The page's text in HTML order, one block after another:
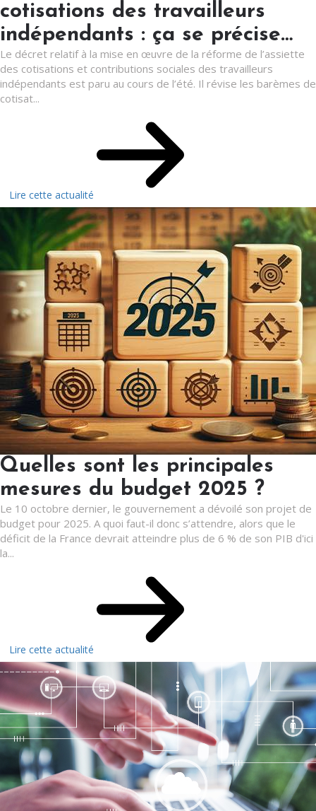
cotisations des travailleurs
indépendants : ça se précise…
Le décret relatif à la mise en œuvre de la réforme de l’assiette
des cotisations et contributions sociales des travailleurs
indépendants est paru au cours de l’été. Il révise les barèmes de
cotisat...
Lire cette actualité
Quelles sont les principales
mesures du budget 2025 ?
Le 10 octobre dernier, le gouvernement a dévoilé son projet de
budget pour 2025. A quoi faut-il donc s’attendre, alors que le
déficit de la France devrait atteindre plus de 6 % de son PIB d'ici
la...
Lire cette actualité